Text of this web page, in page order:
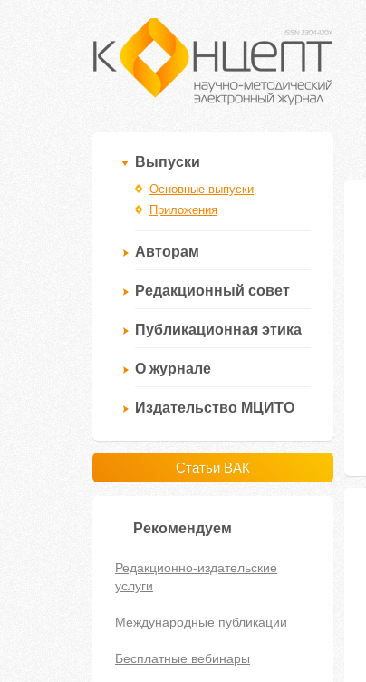
Выпуски
Основные выпуски
Приложения
Авторам
Редакционный совет
Публикационная этика
О журнале
Издательство МЦИТО
Статьи ВАК
Рекомендуем
Редакционно-издательские
услуги
Международные публикации
Бесплатные вебинары